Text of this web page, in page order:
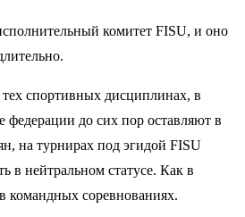
комитет FISU, и оно
тех спортивных дисциплинах, в
до сих пор оставляют в
на турнирах под эгидой FISU
в нейтральном статусе. Как в
командных соревнованиях.